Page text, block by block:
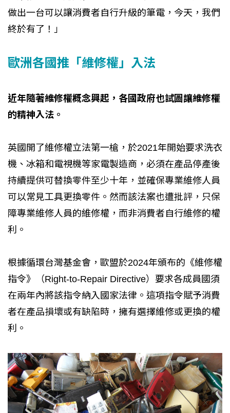
做出一台可以讓消費者自行升級的筆電，今天，我們
終於有了！」
歐洲各國推「維修權」入法
近年隨著維修權概念興起，各國政府也試圖讓維修權
的精神入法。
英國開了維修權立法第一槍，於2021年開始要求洗衣
機、冰箱和電視機等家電製造商，必須在產品停產後
持續提供可替換零件至少十年，並確保專業維修人員
可以常見工具更換零件。然而該法案也遭批評，只保
障專業維修人員的維修權，而非消費者自行維修的權
利。
根據循環台灣基金會，歐盟於2024年頒布的《維修權
指令》（Right-to-Repair Directive）要求各成員國須
在兩年內將該指令納入國家法律。這項指令賦予消費
者在產品損壞或有缺陷時，擁有選擇維修或更換的權
利。